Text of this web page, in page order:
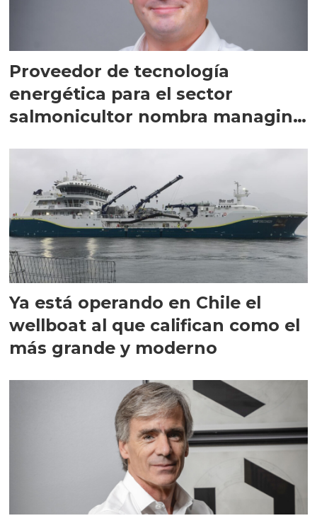
Proveedor de tecnología
energética para el sector
salmonicultor nombra managing
Ya está operando en Chile el
wellboat al que califican como el
más grande y moderno